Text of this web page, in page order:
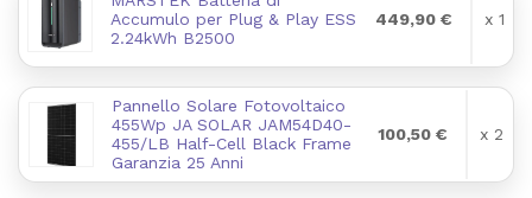
Accumulo per Plug & Play ESS
2.24kWh B2500
449,90 € x 1
Pannello Solare Fotovoltaico
455Wp JA SOLAR JAM54D40-
455/LB Half-Cell Black Frame
Garanzia 25 Anni
100,50 € x 2